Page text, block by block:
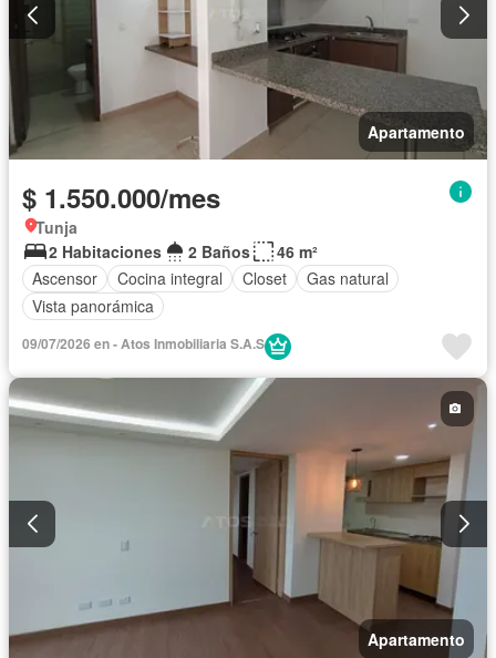
Apartamento
$ 1.550.000/mes
Tunja
2 Habitaciones
2 Baños
46 m²
Ascensor
Cocina integral Closet
Gas natural
Vista panorámica
09/07/2026 en - Atos Inmobiliaria S.A.S
Apartamento